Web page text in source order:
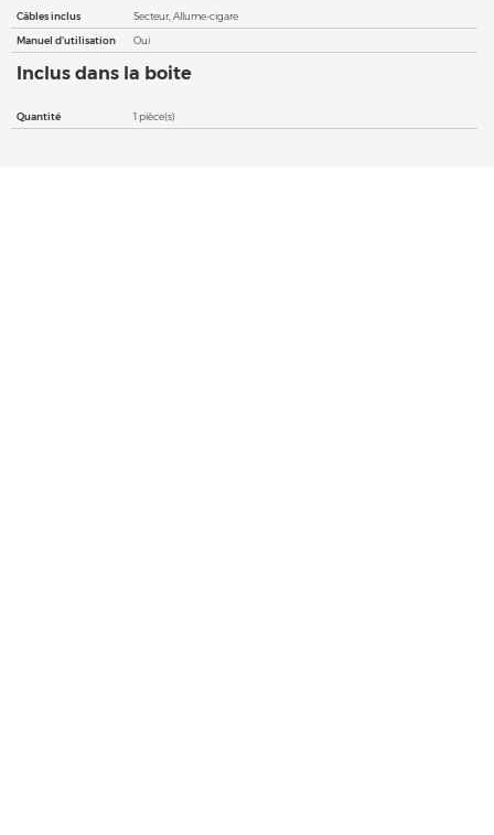
Câbles inclus
Secteur, Allume-cigare
Manuel d'utilisation
Oui
Inclus dans la boite
Quantité 1 pièce(s)